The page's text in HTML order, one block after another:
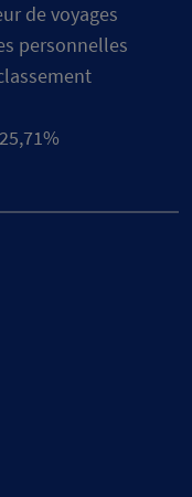
de voyages
personnelles